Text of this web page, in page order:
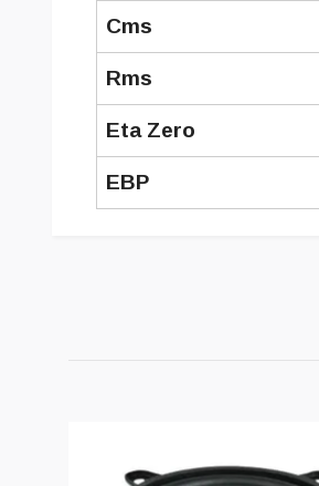
Cms
Rms
Eta Zero
EBP